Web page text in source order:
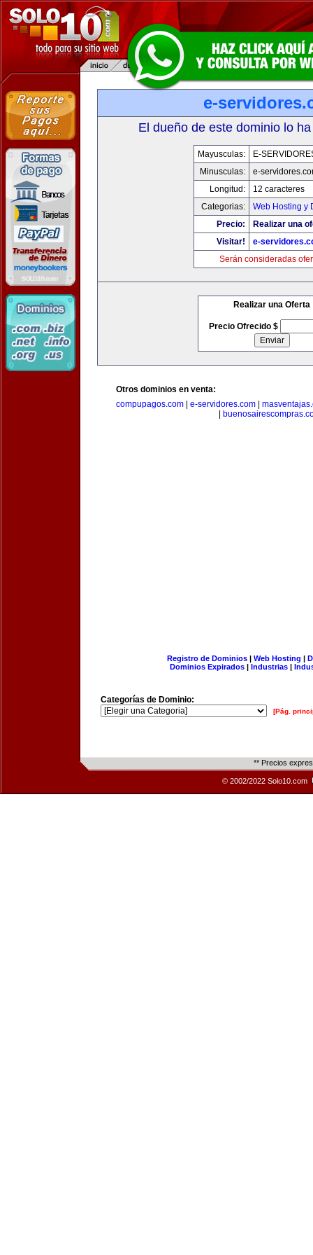
e-
El dueño de este dominio lo
Mayusculas:
E-
Minusculas:
e-
Longitud:
12 caracteres
Categorias:
Web Hosting y
Precio:
Realizar una
Visitar!
e-
Serán consideradas
Realizar una Oferta
Precio Ofrecido $
Otros dominios en venta:
compupagos.com
e-servidores.com
Registro de Dominios| Web Hosting |
Dominios Expirados | Industrias |
Categorías de Dominio:
[Pág.
** Precios
© 2002/2022 Solo10.com